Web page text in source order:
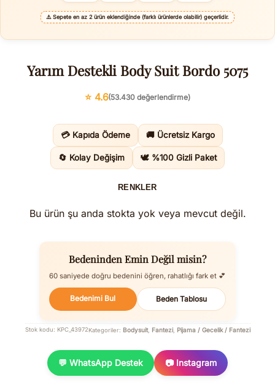
⚠️ Sepete en az 2 ürün eklendiğinde (farklı ürünlerde olabilir) geçerlidir.
Yarım Destekli Body Suit Bordo 5075
⭐ 4.6(53.430 değerlendirme)
💳 Kapıda Ödeme 🚚 Ücretsiz Kargo
🔄 Kolay Değişim 🕊️ %100 Gizli Paket
RENKLER
Bu ürün şu anda stokta yok veya mevcut değil.
Bedeninden Emin Değil misin?
60 saniyede doğru bedenini öğren, rahatlığı fark et 💕
Bedenimi Bul Beden Tablosu
Stok kodu: KPC_43972Kategoriler: Bodysuit, Fantezi, Pijama / Gecelik / Fantezi
💬 WhatsApp Destek 📷 Instagram